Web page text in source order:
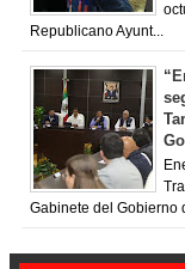
Republicano Ayunt...
Gabinete del Gobierno